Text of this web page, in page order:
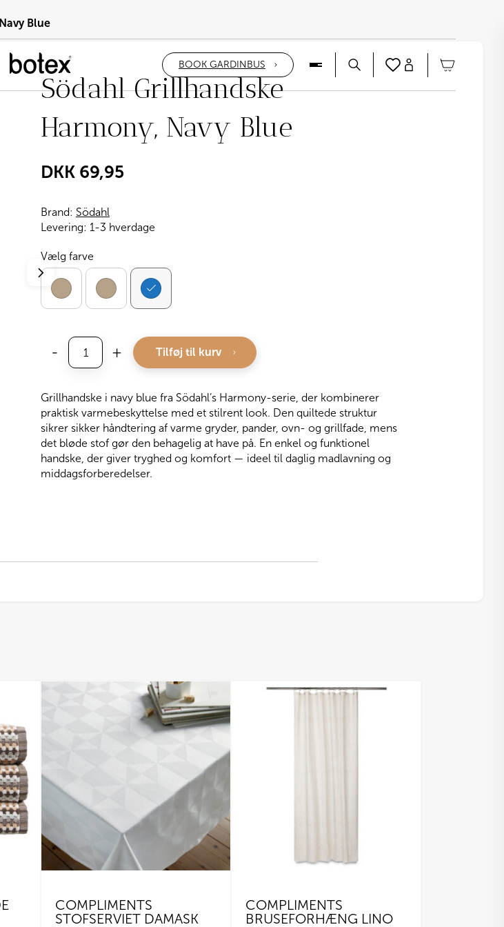
BOOK GARDINBUS
Blue
Södahl Grillhandske
Harmony, Navy Blue
DKK 69,95
Brand: Södahl
Levering: 1-3 hverdage
Grillhandske i navy blue fra Södahl’s Harmony-serie, der kombinerer
praktisk varmebeskyttelse med et stilrent look. Den quiltede struktur
sikrer sikker håndtering af varme gryder, pander, ovn- og grillfade, mens
det bløde stof gør den behagelig at have på. En enkel og funktionel
handske, der giver tryghed og komfort — ideel til daglig madlavning og
middagsforberedelser.
Vælg farve
-
Södahl
Grillhandske
Blue
antal
+ Tilføj til kurv
COMPLIMENTS
STOFSERVIET DAMASK
COMPLIMENTS
BRUSEFORHÆNG LINO